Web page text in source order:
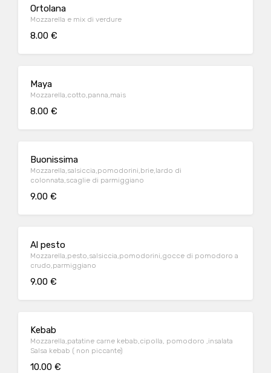
Ortolana
Mozzarella e mix di verdure
8.00 €
Maya
Mozzarella,cotto,panna,mais
8.00 €
Buonissima
Mozzarella,salsiccia,pomodorini,brie,lardo di
colonnata,scaglie di parmiggiano
9.00 €
Al pesto
Mozzarella,pesto,salsiccia,pomodorini,gocce di pomodoro a
crudo,parmiggiano
9.00 €
Kebab
Mozzarella,patatine carne kebab,cipolla, pomodoro ,insalata
Salsa kebab ( non piccante)
10.00 €